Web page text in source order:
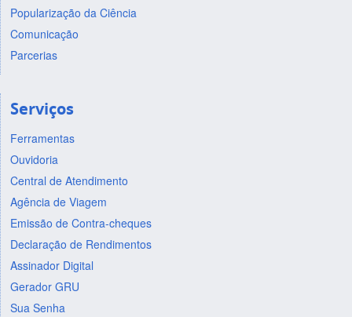
Popularização da Ciência
Comunicação
Parcerias
Serviços
Ferramentas
Ouvidoria
Central de Atendimento
Agência de Viagem
Emissão de Contra-cheques
Declaração de Rendimentos
Assinador Digital
Gerador GRU
Sua Senha